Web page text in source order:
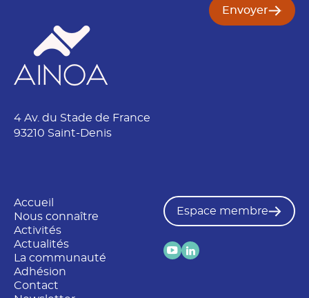
Envoyer
4 Av. du Stade de France
93210 Saint-Denis
Accueil
Nous connaître
Activités
Actualités
La communauté
Adhésion
Contact
Espace membre